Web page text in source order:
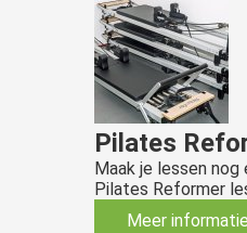
Pilates
Maak je lessen
Pilates Reformer
Meer informatie